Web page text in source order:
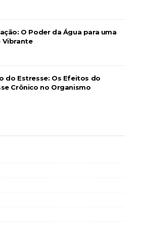
O Poder da Água para uma
Vibrante
do Estresse: Os Efeitos do
Crônico no Organismo